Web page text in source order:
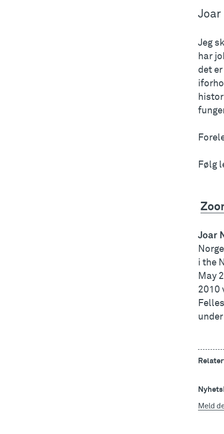
Joar
Jeg
har
det
Følg
Joar
i the
May
2010
Meld